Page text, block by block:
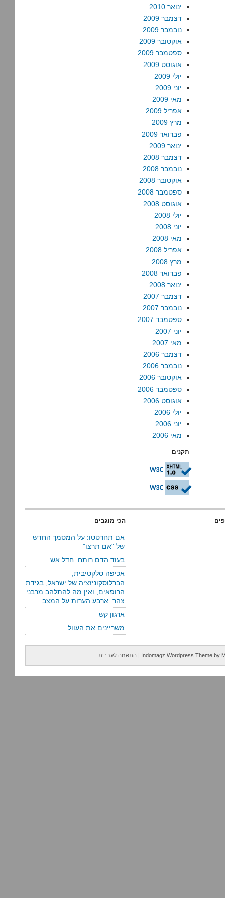
ינואר 2010
דצמבר 2009
נובמבר 2009
אוקטובר 2009
ספטמבר 2009
אוגוסט 2009
יולי 2009
יוני 2009
מאי 2009
אפריל 2009
מרץ 2009
פברואר 2009
ינואר 2009
דצמבר 2008
נובמבר 2008
אוקטובר 2008
ספטמבר 2008
אוגוסט 2008
יולי 2008
יוני 2008
מאי 2008
אפריל 2008
מרץ 2008
פברואר 2008
ינואר 2008
דצמבר 2007
נובמבר 2007
ספטמבר 2007
יוני 2007
מאי 2007
דצמבר 2006
נובמבר 2006
אוקטובר 2006
ספטמבר 2006
אוגוסט 2006
יולי 2006
יוני 2006
מאי 2006
תקנים
הכי מוגבים
אם תחרטטו: על המסמך החדש
של "אם תרצו"
בעוד הדם רותח: חדל אש
אכיפה סלקטיבית,
הברלוסקוניזציה של ישראל, בגידת
הרופאים, ואין מה להתלהב מרבני
צהר: ארבע הערות על המצב
ארגון קש
משריינים את העוול
Indomagz Wordpress Theme by
| התאמה לעברית